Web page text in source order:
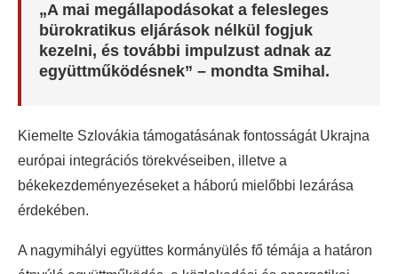
„A mai megállapodásokat a felesleges
bürokratikus eljárások nélkül fogjuk
kezelni, és további impulzust adnak az
együttműködésnek” – mondta Smihal.
Kiemelte Szlovákia támogatásának fontosságát Ukrajna
európai integrációs törekvéseiben, illetve a
békekezdeményezéseket a háború mielőbbi lezárása
érdekében.
A nagymihályi együttes kormányülés fő témája a határon